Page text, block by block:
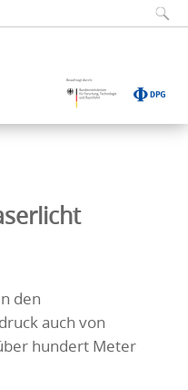
den
auch von
hundert Meter